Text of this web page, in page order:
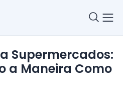
a Maneira Como